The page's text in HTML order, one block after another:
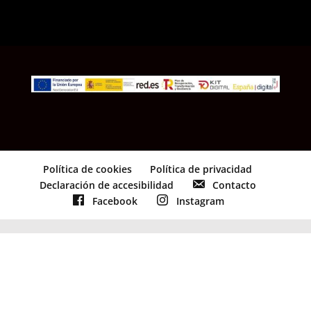
Política de cookies
Política de privacidad
Declaración de accesibilidad
Contacto
Facebook
Instagram